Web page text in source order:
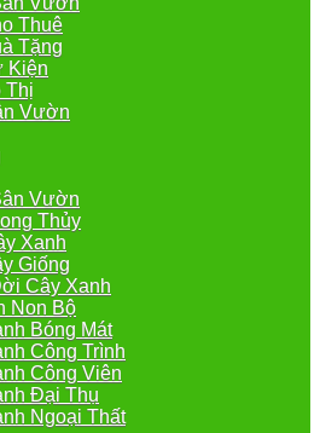
Thuê
Tặng
Kiện
Thị
Vườn
Vườn
Thủy
Xanh
Giống
Cây Xanh
Non Bộ
Bóng Mát
Công Trình
Công Viên
Đại Thụ
Ngoại Thất